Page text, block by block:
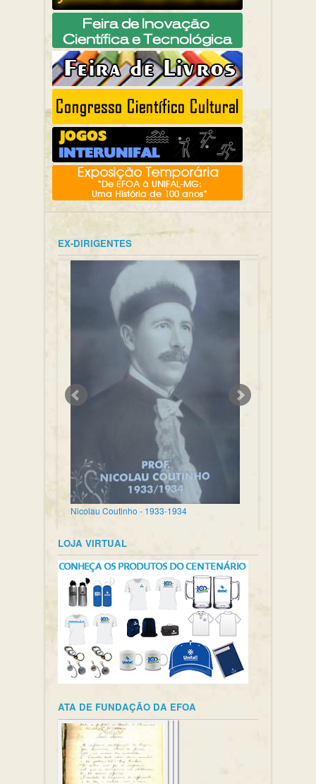
EX-DIRIGENTES
Nicolau Coutinho - 1933-1934
LOJA VIRTUAL
ATA DE FUNDAÇÃO DA EFOA